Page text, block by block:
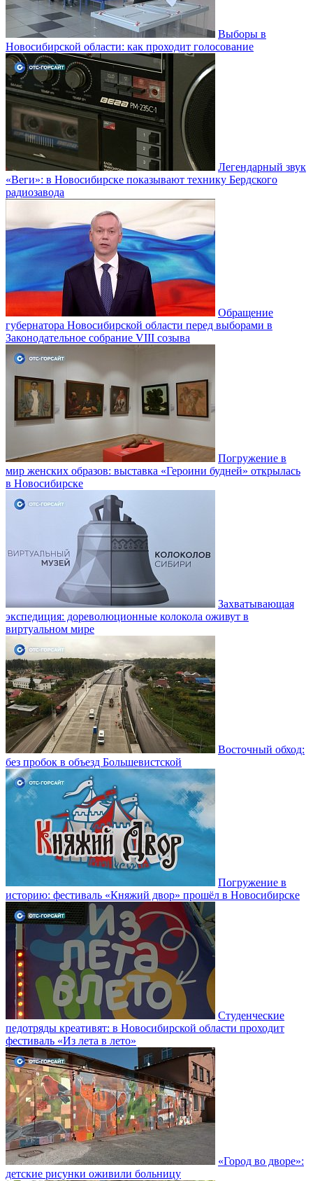
Выборы в
Новосибирской области: как проходит голосование
Легендарный звук
«Веги»: в Новосибирске показывают технику Бердского
радиозавода
Обращение
губернатора Новосибирской области перед выборами в
Законодательное собрание VIII созыва
Погружение в
мир женских образов: выставка «Героини будней» открылась
в Новосибирске
Захватывающая
экспедиция: дореволюционные колокола оживут в
виртуальном мире
Восточный обход:
без пробок в объезд Большевистской
Погружение в
историю: фестиваль «Княжий двор» прошёл в Новосибирске
Студенческие
педотряды креативят: в Новосибирской области проходит
фестиваль «Из лета в лето»
«Город во дворе»:
детские рисунки оживили больницу